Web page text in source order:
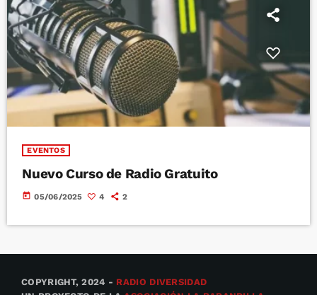
EVENTOS
Nuevo Curso de Radio Gratuito
today 05/06/2025 4 2
COPYRIGHT, 2024 - RADIO DIVERSIDAD